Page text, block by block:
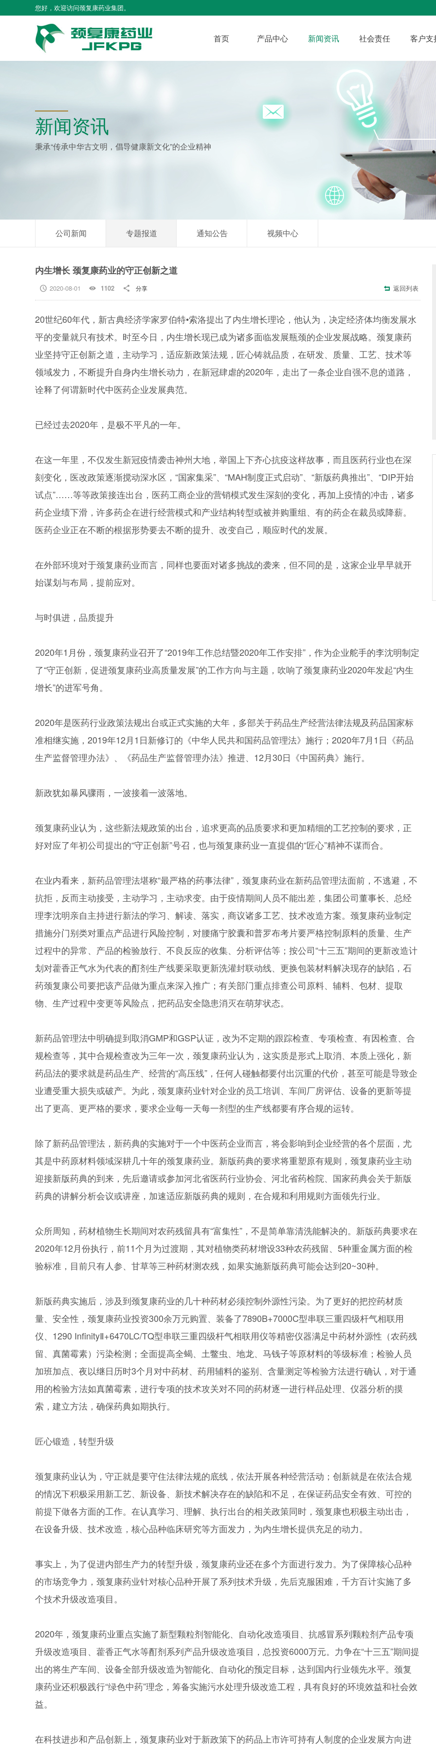
您好，欢迎访问颈复康药业集团。
首页 产品中心 新闻资讯 社会责任 客户支
新闻资讯
秉承“传承中华古文明，倡导健康新文化”的企业精神
公司新闻 专题报道 通知公告 视频中心
内生增长 颈复康药业的守正创新之道
 返回列表
 2020-08-01  1102  分享
20世纪60年代，新古典经济学家罗伯特•索洛提出了内生增长理论，他认为，决定经济体均衡发展水
平的变量就只有技术。时至今日，内生增长现已成为诸多面临发展瓶颈的企业发展战略。颈复康药
业坚持守正创新之道，主动学习，适应新政策法规，匠心铸就品质，在研发、质量、工艺、技术等
领域发力，不断提升自身内生增长动力，在新冠肆虐的2020年，走出了一条企业自强不息的道路，
诠释了何谓新时代中医药企业发展典范。
已经过去2020年，是极不平凡的一年。
在这一年里，不仅发生新冠疫情袭击神州大地，举国上下齐心抗疫这样故事，而且医药行业也在深
刻变化，医改政策逐渐搅动深水区，“国家集采”、“MAH制度正式启动”、“新版药典推出”、“DIP开始
试点”……等等政策接连出台，医药工商企业的营销模式发生深刻的变化，再加上疫情的冲击，诸多
药企业绩下滑，许多药企在进行经营模式和产业结构转型或被并购重组、有的药企在裁员或降薪。
医药企业正在不断的根据形势要去不断的提升、改变自己，顺应时代的发展。
在外部环境对于颈复康药业而言，同样也要面对诸多挑战的袭来，但不同的是，这家企业早早就开
始谋划与布局，提前应对。
与时俱进，品质提升
2020年1月份，颈复康药业召开了“2019年工作总结暨2020年工作安排”，作为企业舵手的李沈明制定
了“守正创新，促进颈复康药业高质量发展”的工作方向与主题，吹响了颈复康药业2020年发起“内生
增长”的进军号角。
2020年是医药行业政策法规出台或正式实施的大年，多部关于药品生产经营法律法规及药品国家标
准相继实施，2019年12月1日新修订的《中华人民共和国药品管理法》施行；2020年7月1日《药品
生产监督管理办法》、《药品生产监督管理办法》推进、12月30日《中国药典》施行。
新政犹如暴风骤雨，一波接着一波落地。
颈复康药业认为，这些新法规政策的出台，追求更高的品质要求和更加精细的工艺控制的要求，正
好对应了年初公司提出的“守正创新”号召，也与颈复康药业一直提倡的“匠心”精神不谋而合。
在业内看来，新药品管理法堪称“最严格的药事法律”，颈复康药业在新药品管理法面前，不逃避，不
抗拒，反而主动接受，主动学习，主动求变。由于疫情期间人员不能出差，集团公司董事长、总经
理李沈明亲自主持进行新法的学习、解读、落实，商议诸多工艺、技术改造方案。颈复康药业制定
措施分门别类对重点产品进行风险控制，对腰痛宁胶囊和普罗布考片要严格控制原料的质量、生产
过程中的异常、产品的检验放行、不良反应的收集、分析评估等；按公司“十三五”期间的更新改造计
划对藿香正气水为代表的酊剂生产线要采取更新洗灌封联动线、更换包装材料解决现存的缺陷，石
药颈复康公司要把该产品做为重点来深入推广；有关部门重点排查公司原料、辅料、包材、提取
物、生产过程中变更等风险点，把药品安全隐患消灭在萌芽状态。
新药品管理法中明确提到取消GMP和GSP认证，改为不定期的跟踪检查、专项检查、有因检查、合
规检查等，其中合规检查改为三年一次，颈复康药业认为，这实质是形式上取消、本质上强化，新
药品法的要求就是药品生产、经营的“高压线”，任何人碰触都要付出沉重的代价，甚至可能是导致企
业遭受重大损失或破产。为此，颈复康药业针对企业的员工培训、车间厂房评估、设备的更新等提
出了更高、更严格的要求，要求企业每一天每一剂型的生产线都要有序合规的运转。
除了新药品管理法，新药典的实施对于一个中医药企业而言，将会影响到企业经营的各个层面，尤
其是中药原材料领域深耕几十年的颈复康药业。新版药典的要求将重塑原有规则，颈复康药业主动
迎接新版药典的到来，先后邀请或参加河北省医药行业协会、河北省药检院、国家药典会关于新版
药典的讲解分析会议或讲座，加速适应新版药典的规则，在合规和利用规则方面领先行业。
众所周知，药材植物生长期间对农药残留具有“富集性”，不是简单靠清洗能解决的。新版药典要求在
2020年12月份执行，前11个月为过渡期，其对植物类药材增设33种农药残留、5种重金属方面的检
验标准，目前只有人参、甘草等三种药材测农残，如果实施新版药典可能会达到20~30种。
新版药典实施后，涉及到颈复康药业的几十种药材必须控制外源性污染。为了更好的把控药材质
量、安全性，颈复康药业投资300余万元购置、装备了7890B+7000C型串联三重四级杆气相联用
仪、1290 InfinityⅡ+6470LC/TQ型串联三重四级杆气相联用仪等精密仪器满足中药材外源性（农药残
留、真菌霉素）污染检测；全面提高全蝎、土鳖虫、地龙、马钱子等原材料的等级标准；检验人员
加班加点、夜以继日历时3个月对中药材、药用辅料的鉴别、含量测定等检验方法进行确认，对于通
用的检验方法如真菌霉素，进行专项的技术攻关对不同的药材逐一进行样品处理、仪器分析的摸
索，建立方法，确保药典如期执行。
匠心锻造，转型升级
颈复康药业认为，守正就是要守住法律法规的底线，依法开展各种经营活动；创新就是在依法合规
的情况下积极采用新工艺、新设备、新技术解决存在的缺陷和不足，在保证药品安全有效、可控的
前提下做各方面的工作。在认真学习、理解、执行出台的相关政策同时，颈复康也积极主动出击，
在设备升级、技术改造，核心品种临床研究等方面发力，为内生增长提供充足的动力。
事实上，为了促进内部生产力的转型升级，颈复康药业还在多个方面进行发力。为了保障核心品种
的市场竞争力，颈复康药业针对核心品种开展了系列技术升级，先后克服困难，千方百计实施了多
个技术升级改造项目。
2020年，颈复康药业重点实施了新型颗粒剂智能化、自动化改造项目、抗感冒系列颗粒剂产品专项
升级改造项目、藿香正气水等酊剂系列产品升级改造项目，总投资6000万元。力争在“十三五”期间提
出的将生产车间、设备全部升级改造为智能化、自动化的预定目标，达到国内行业领先水平。颈复
康药业还积极践行“绿色中药”理念，筹备实施污水处理升级改造工程，具有良好的环境效益和社会效
益。
在科技进步和产品创新上，颈复康药业对于新政策下的药品上市许可持有人制度的企业发展方向进